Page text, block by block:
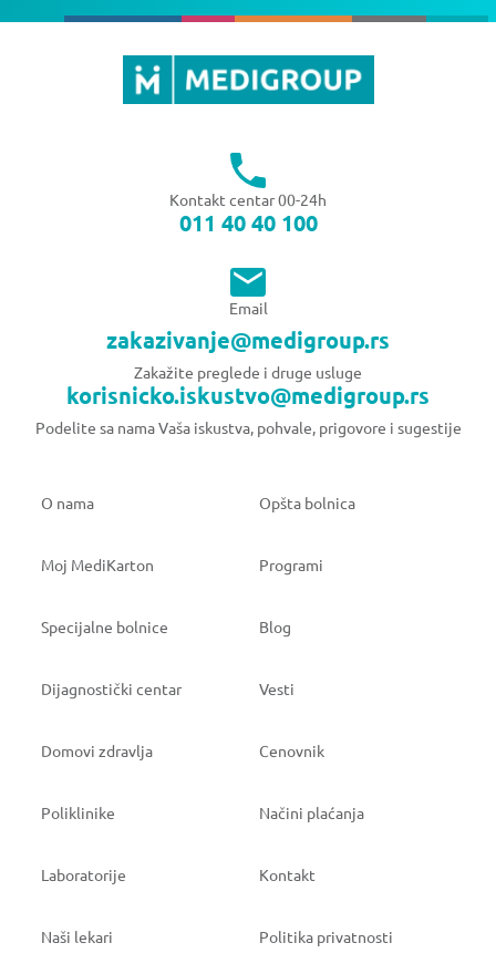
Kontakt centar 00-24h
011 40 40 100
Email
zakazivanje@medigroup.rs
Zakažite preglede i druge usluge
korisnicko.iskustvo@medigroup.rs
Podelite sa nama Vaša iskustva, pohvale, prigovore i sugestije
O nama Opšta bolnica
Moj MediKarton Programi
Specijalne bolnice Blog
Dijagnostički centar Vesti
Domovi zdravlja Cenovnik
Poliklinike Načini plaćanja
Laboratorije Kontakt
Naši lekari Politika privatnosti